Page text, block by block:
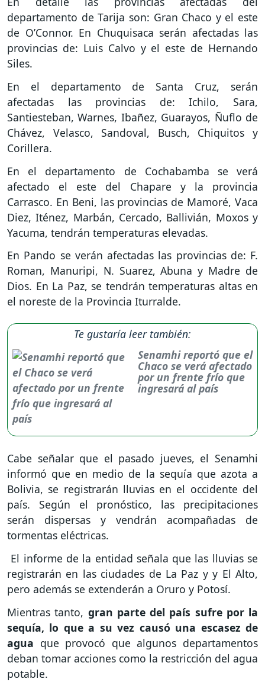
departamento de Tarija son: Gran Chaco y el este
de O’Connor. En Chuquisaca serán afectadas las
provincias de: Luis Calvo y el este de Hernando
Siles.
En el departamento de Santa Cruz, serán
afectadas las provincias de: Ichilo, Sara,
Santiesteban, Warnes, Ibañez, Guarayos, Ñuflo de
Chávez, Velasco, Sandoval, Busch, Chiquitos y
Corillera.
En el departamento de Cochabamba se verá
afectado el este del Chapare y la provincia
Carrasco. En Beni, las provincias de Mamoré, Vaca
Diez, Iténez, Marbán, Cercado, Ballivián, Moxos y
Yacuma, tendrán temperaturas elevadas.
En Pando se verán afectadas las provincias de: F.
Roman, Manuripi, N. Suarez, Abuna y Madre de
Dios. En La Paz, se tendrán temperaturas altas en
el noreste de la Provincia Iturralde.
Te gustaría leer también:
Senamhi reportó que el
Chaco se verá afectado
por un frente frío que
ingresará al país
Cabe señalar que el pasado jueves, el Senamhi
informó que en medio de la sequía que azota a
Bolivia, se registrarán lluvias en el occidente del
país. Según el pronóstico, las precipitaciones
serán dispersas y vendrán acompañadas de
tormentas eléctricas.
El informe de la entidad señala que las lluvias se
registrarán en las ciudades de La Paz y y El Alto,
pero además se extenderán a Oruro y Potosí.
Mientras tanto, gran parte del país sufre por la
sequía, lo que a su vez causó una escasez de
agua que provocó que algunos departamentos
deban tomar acciones como la restricción del agua
potable.